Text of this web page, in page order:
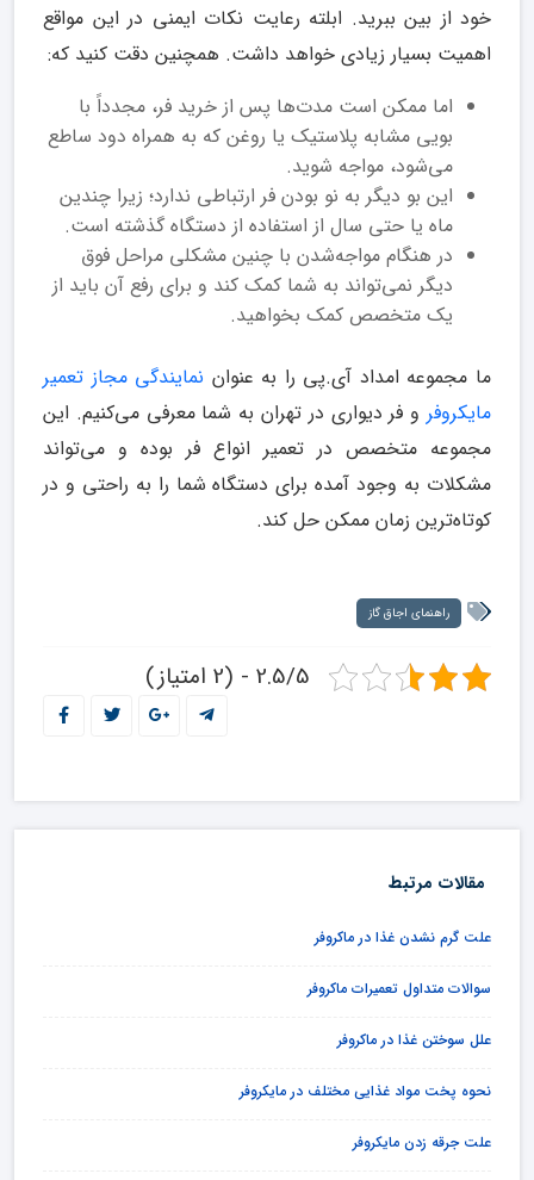
خود از بین ببرید. ابلته رعایت نکات ایمنی در این مواقع
اهمیت بسیار زیادی خواهد داشت. همچنین دقت کنید که:
اما ممکن است مدت‌ها پس از خرید فر، مجدداً با
بویی مشابه پلاستیک یا روغن که به همراه دود ساطع
می‌شود، مواجه شوید.
این بو دیگر به نو بودن فر ارتباطی ندارد؛ زیرا چندین
ماه یا حتی سال از استفاده از دستگاه گذشته است.
در هنگام مواجه‌شدن با چنین مشکلی مراحل فوق
دیگر نمی‌تواند به شما کمک کند و برای رفع آن باید از
یک متخصص کمک بخواهید.
ما مجموعه امداد آی.پی را به عنوان نمایندگی مجاز تعمیر
مایکروفر و فر دیواری در تهران به شما معرفی می‌کنیم. این
مجموعه متخصص در تعمیر انواع فر بوده و می‌تواند
مشکلات به‌ وجود آمده برای دستگاه شما را به راحتی و در
کوتاه‌ترین زمان ممکن حل کند.
راهنمای اجاق گاز
2.5/5 - (2 امتیاز)
مقالات مرتبط
علت گرم نشدن غذا در ماکروفر
سوالات متداول تعمیرات ماکروفر
علل سوختن غذا در ماکروفر
نحوه پخت مواد غذایی مختلف در مایکروفر
علت جرقه زدن مایکروفر